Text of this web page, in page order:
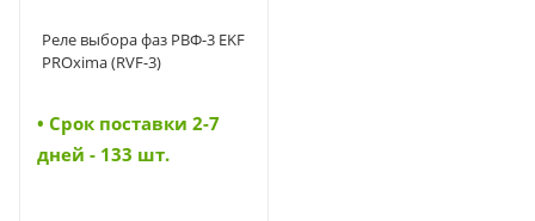
Реле выбора фаз РВФ-3 EKF
PROxima (RVF-3)
• Cрок поставки 2-7
дней - 133 шт.